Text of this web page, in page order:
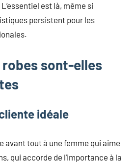
est là, même si
persistent pour les
robes sont-elles
idéale
avant tout à une femme qui aime
qui accorde de l’importance à la